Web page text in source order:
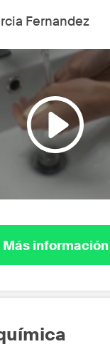
Fernandez
Más información